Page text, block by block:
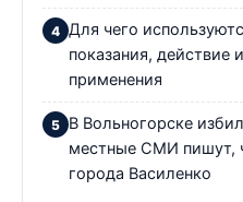
Для чего
показания, действие
применения
В Вольногорске
местные СМИ пишут,
города Василенко